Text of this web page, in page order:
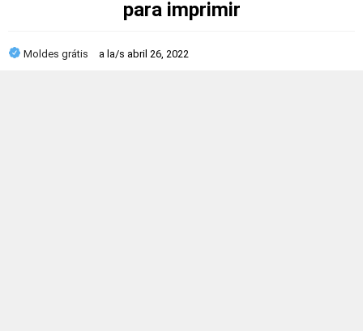
para imprimir
Moldes grátis a la/s abril 26, 2022